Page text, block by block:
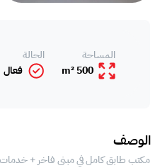
المساحة
500 m²
الحالة
فعال
الوصف
مكتب طابق كامل في مبنى فاخر + خدمات